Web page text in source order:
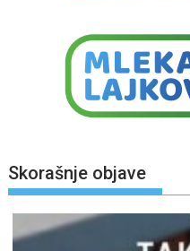
Skorašnje objave